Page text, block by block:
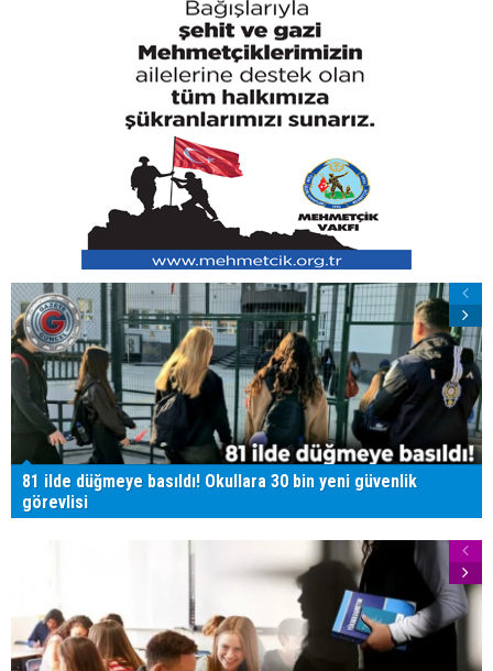
81 ilde düğmeye basıldı! Okullara 30 bin yeni güvenlik
görevlisi